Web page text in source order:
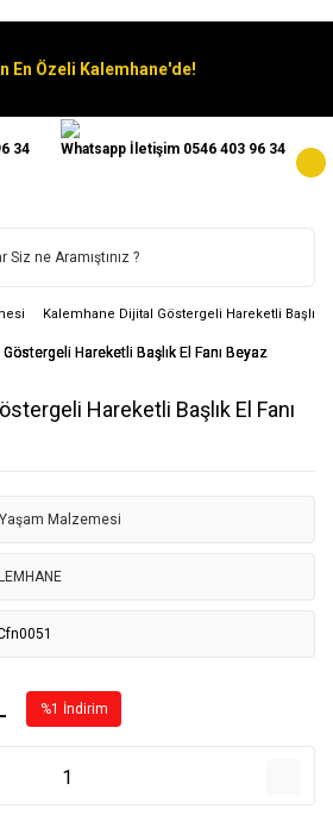
En Özeli Kalemhane'de!
34 Whatsapp İletişim 0546 403 96 34
Kalemhane Dijital Göstergeli Hareketli Başlık
Hareketli Başlık El Fanı
Yaşam Malzemesi
%1 İndirim